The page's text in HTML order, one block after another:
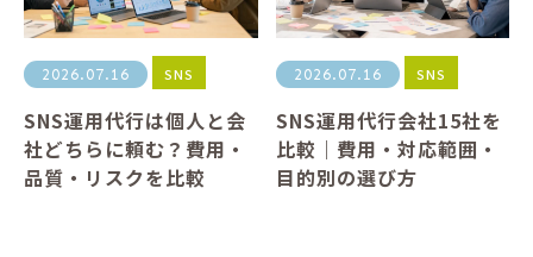
2026.07.16 SNS
SNS運用代行は個人と会
社どちらに頼む？費用・
品質・リスクを比較
2026.07.16 SNS
SNS運用代行会社15社を
比較｜費用・対応範囲・
目的別の選び方